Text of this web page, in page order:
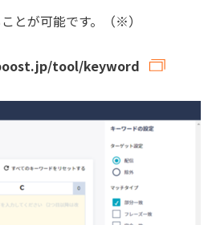
とが可能です。（※）
tool/keyword